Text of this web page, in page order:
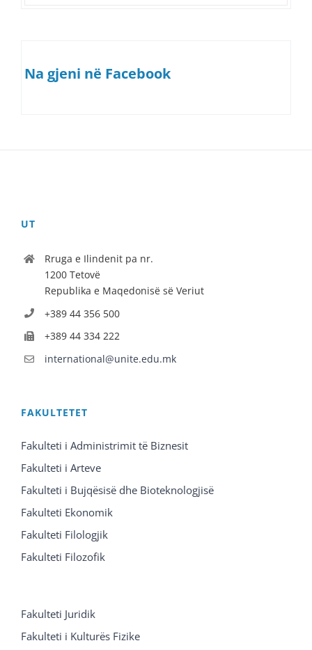
Na gjeni në Facebook
UT
Rruga e Ilindenit pa nr.
1200 Tetovë
Republika e Maqedonisë së Veriut
+389 44 356 500
+389 44 334 222
international@unite.edu.mk
FAKULTETET
Fakulteti i Administrimit të Biznesit
Fakulteti i Arteve
Fakulteti i Bujqësisë dhe Bioteknologjisë
Fakulteti Ekonomik
Fakulteti Filologjik
Fakulteti Filozofik
Fakulteti Juridik
Fakulteti i Kulturës Fizike